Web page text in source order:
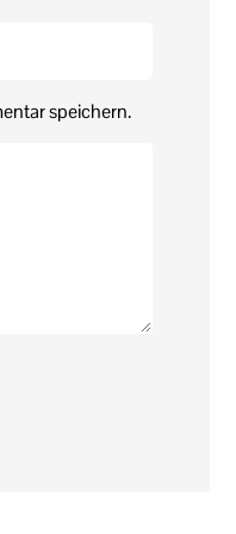
speichern.